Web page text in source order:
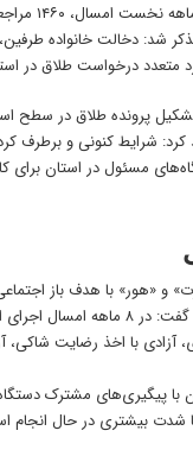
رئیس کل
متذکر شد: دخالت خانواده
متعدد درخواست طلاق در
با مدت مشابه در سال ۹۸ و نیز سال ۹۹ تاکید کرد:
مسئول در استان برای
«هور» با هدف باز
در استان را یکی از طرح‌های موفق دادگستری
آزادی با اخذ رضایت شاکی،
۱۶ برای اولین بار در استان با
با شدت بیشتری در حال انجام